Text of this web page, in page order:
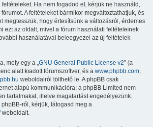
Ha nem fogadod el, kérjük ne használd,
A feltételeket bármikor megváltoztathatjuk, és
megtesszük, hogy értesítsünk a változásról, érdemes
ezt az oldalt, mivel a fórum használati feltételeinek
használatával beleegyezel az új feltételek
mely egy a „GNU General Public License v2” (a
alatt kiadott fórumszoftver, és a www.phpbb.com,
weboldalról tölthető le. A phpBB csak
alapú kommunikációra; a phpBB Limited nem
tartalmakat, illetve magatartást engedélyezünk.
ről, kérjük, látogasd meg a
weboldalt.